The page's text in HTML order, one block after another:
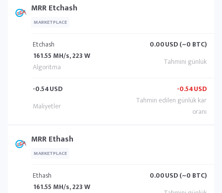
MRR Etchash
MARKETPLACE
Etchash
161.55 MH/s, 223 W
0.00USD (~0 BTC)
-0.54USD -0.54USD
MRR Ethash
MARKETPLACE
Ethash
161.55 MH/s, 223 W
0.00USD (~0 BTC)